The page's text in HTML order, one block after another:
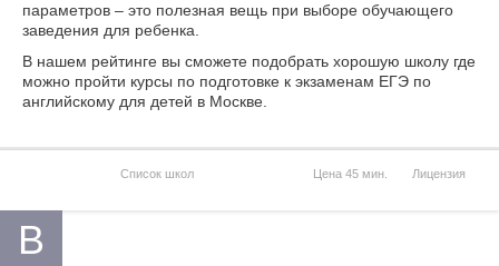
параметров – это полезная вещь при выборе обучающего
заведения для ребенка.
В нашем рейтинге вы сможете подобрать хорошую школу где
можно пройти курсы по подготовке к экзаменам ЕГЭ по
английскому для детей в Москве.
Список школ Цена 45 мин. Лицензия
B